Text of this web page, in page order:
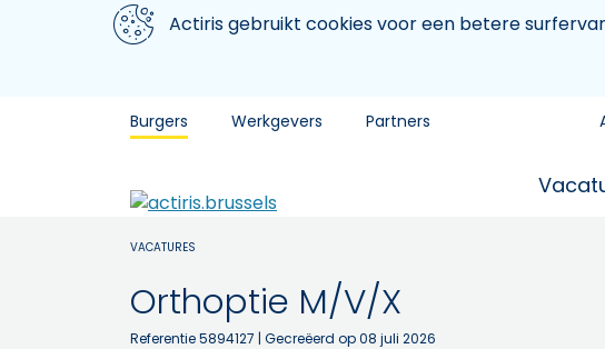
Aller au contenu principal
We gebruiken cookiesActiris gebruikt cookies voor een betere
Burgers Werkgevers Partners
VACATURES
Orthoptie M/V/X
Referentie 5894127 | Gecreëerd op 08 juli 2026